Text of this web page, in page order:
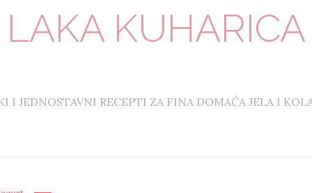
LAKA KUHARICA
I JEDNOSTAVNI RECEPTI ZA FINA DOMAĆA JELA I